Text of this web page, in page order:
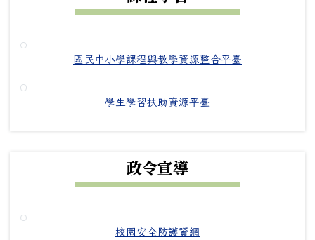
國民中小學課程與教學資源整合平臺
學生學習扶助資源平臺
政令宣導
校園安全防護資網